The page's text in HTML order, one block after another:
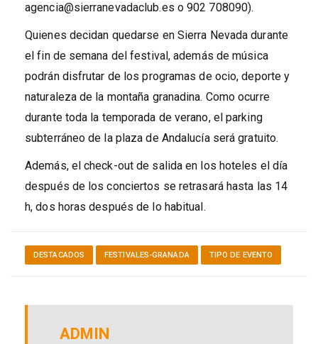
agencia@sierranevadaclub.es o 902 708090).
Quienes decidan quedarse en Sierra Nevada durante
el fin de semana del festival, además de música
podrán disfrutar de los programas de ocio, deporte y
naturaleza de la montaña granadina. Como ocurre
durante toda la temporada de verano, el parking
subterráneo de la plaza de Andalucía será gratuito.
Además, el check-out de salida en los hoteles el día
después de los conciertos se retrasará hasta las 14
h, dos horas después de lo habitual.
DESTACADOS FESTIVALES-GRANADA TIPO DE EVENTO
ADMIN